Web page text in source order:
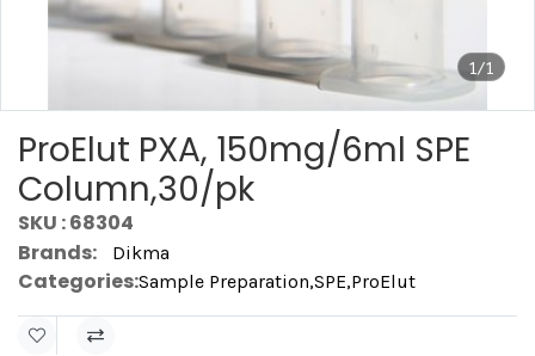
1/1
ProElut PXA, 150mg/6ml SPE
Column,30/pk
SKU : 68304
Brands:
Dikma
Categories:Sample Preparation,SPE,ProElut